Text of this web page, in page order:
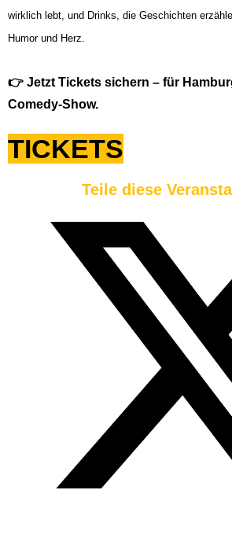
wirklich lebt, und Drinks, die Geschichten
Humor und Herz.
👉 Jetzt Tickets sichern – für
Comedy-Show.
TICKETS
Teile diese